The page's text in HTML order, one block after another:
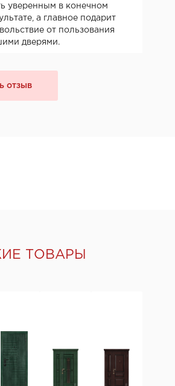
уверенным в конечном
а главное подарит
от пользования
дверями.
отзыв
ТОВАРЫ